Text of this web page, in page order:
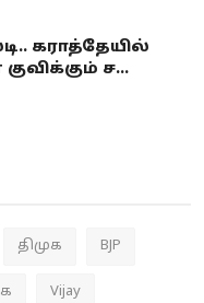
கராத்தேயில்
ச...
திமுக BJP
Vijay